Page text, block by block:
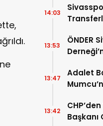
14:03
ÖNDER
13:53
Adalet
13:47
13:42